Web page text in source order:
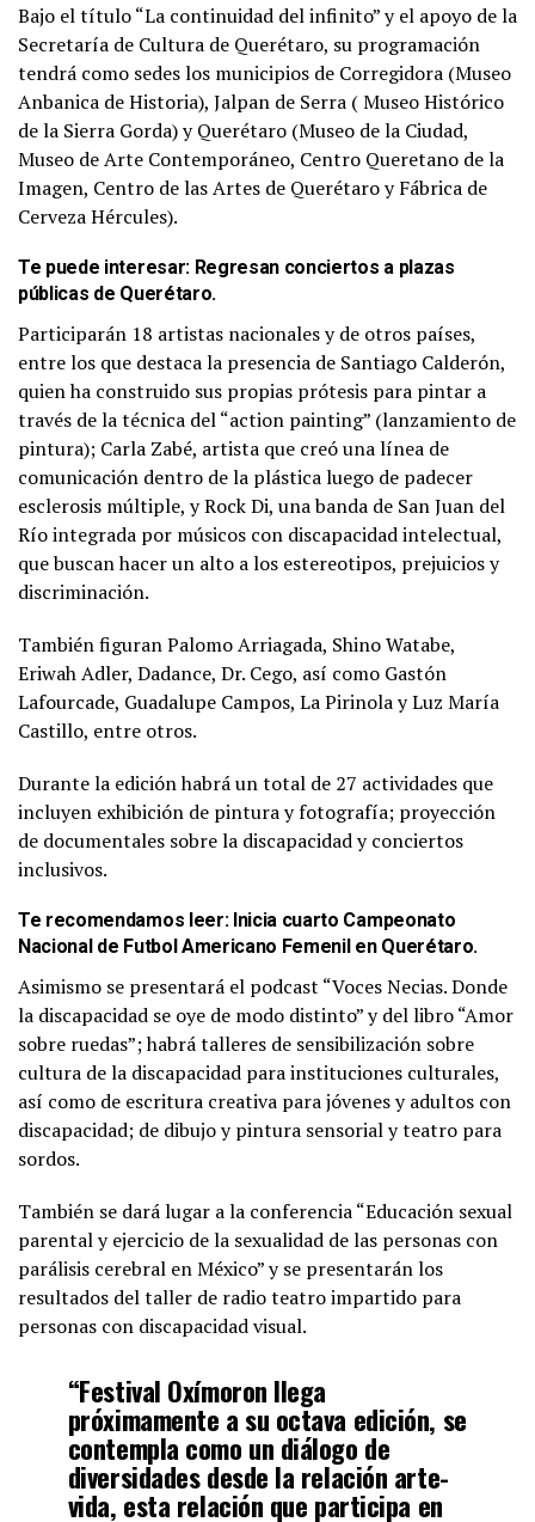
Bajo el título “La continuidad del infinito” y el apoyo de la
Secretaría de Cultura de Querétaro, su programación
tendrá como sedes los municipios de Corregidora (Museo
Anbanica de Historia), Jalpan de Serra ( Museo Histórico
de la Sierra Gorda) y Querétaro (Museo de la Ciudad,
Museo de Arte Contemporáneo, Centro Queretano de la
Imagen, Centro de las Artes de Querétaro y Fábrica de
Cerveza Hércules).
Te puede interesar: Regresan conciertos a plazas
públicas de Querétaro.
Participarán 18 artistas nacionales y de otros países,
entre los que destaca la presencia de Santiago Calderón,
quien ha construido sus propias prótesis para pintar a
través de la técnica del “action painting” (lanzamiento de
pintura); Carla Zabé, artista que creó una línea de
comunicación dentro de la plástica luego de padecer
esclerosis múltiple, y Rock Di, una banda de San Juan del
Río integrada por músicos con discapacidad intelectual,
que buscan hacer un alto a los estereotipos, prejuicios y
discriminación.
También figuran Palomo Arriagada, Shino Watabe,
Eriwah Adler, Dadance, Dr. Cego, así como Gastón
Lafourcade, Guadalupe Campos, La Pirinola y Luz María
Castillo, entre otros.
Durante la edición habrá un total de 27 actividades que
incluyen exhibición de pintura y fotografía; proyección
de documentales sobre la discapacidad y conciertos
inclusivos.
Te recomendamos leer: Inicia cuarto Campeonato
Nacional de Futbol Americano Femenil en Querétaro.
Asimismo se presentará el podcast “Voces Necias. Donde
la discapacidad se oye de modo distinto” y del libro “Amor
sobre ruedas”; habrá talleres de sensibilización sobre
cultura de la discapacidad para instituciones culturales,
así como de escritura creativa para jóvenes y adultos con
discapacidad; de dibujo y pintura sensorial y teatro para
sordos.
También se dará lugar a la conferencia “Educación sexual
parental y ejercicio de la sexualidad de las personas con
parálisis cerebral en México” y se presentarán los
resultados del taller de radio teatro impartido para
personas con discapacidad visual.
“Festival Oxímoron llega
próximamente a su octava edición, se
contempla como un diálogo de
diversidades desde la relación arte-
vida, esta relación que participa en